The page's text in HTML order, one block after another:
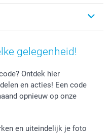
gelegenheid!
Ontdek hier
en acties! Een code
opnieuw op onze
en uiteindelijk je foto